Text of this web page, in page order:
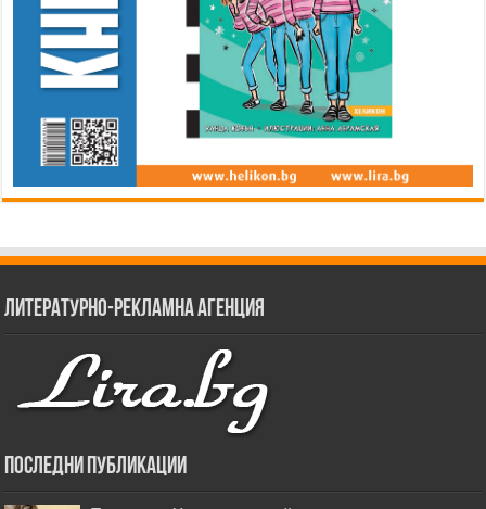
Литературно-рекламна агенция
Последни публикации